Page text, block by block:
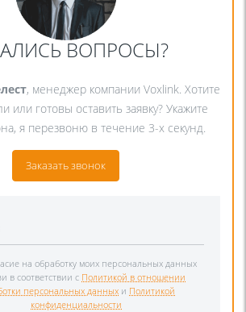
ВОПРОСЫ?
, менеджер компании Voxlink. Хотите
или готовы оставить заявку? Укажите
я перезвоню в течение 3-х секунд.
Заказать звонок
на обработку моих персональных данных
в соответствии с Политикой в отношении
персональных данных и Политикой
конфиденциальности